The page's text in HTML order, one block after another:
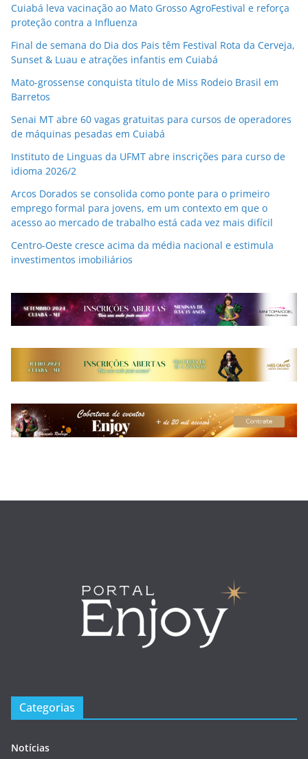
Cuiabá leva vacinação ao Mato Grosso AgroFestival e reforça
proteção contra a Influenza
Final de semana do Dia dos Pais têm Festival Rota da Cerveja,
Sunset & Luau e atrações infantis em Cuiabá
Mato-grossense conquista título de Miss Rodeio Brasil em
Barretos
Senai MT abre 60 vagas gratuitas para cursos de operadores
de máquinas pesadas em Cuiabá
Instituto de Linguas da UFMT abre inscrições para curso de
idioma 2026/2
Arcos Dorados se consolida como ponte para o primeiro
emprego formal para jovens, em um contexto em que o
acesso ao mercado de trabalho está cada vez mais difícil
Centro-Oeste cresce acima da média nacional e estimula
investimentos imobiliários
Categorias
Notícias